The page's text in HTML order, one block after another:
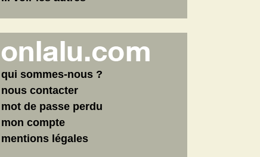
qui sommes-nous ?
nous contacter
mot de passe perdu
mon compte
mentions légales